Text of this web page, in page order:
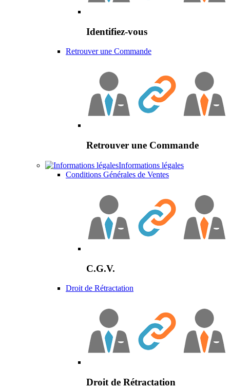
Identifiez-vous
Retrouver une Commande
Retrouver une Commande
Informations légales
Conditions Générales de Ventes
C.G.V.
Droit de Rétractation
Droit de Rétractation